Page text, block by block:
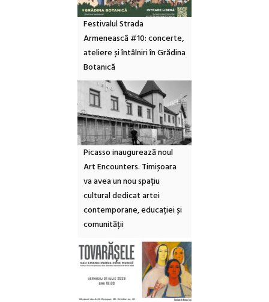
Festivalul Strada
Armenească #10: concerte,
ateliere și întâlniri în Grădina
Botanică
Picasso inaugurează noul
Art Encounters. Timișoara
va avea un nou spațiu
cultural dedicat artei
contemporane, educației și
comunității